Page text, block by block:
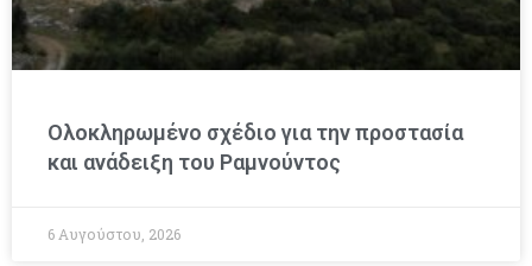
Ολοκληρωμένο σχέδιο για την προστασία
και ανάδειξη του Ραμνούντος
6 Αυγούστου, 2026